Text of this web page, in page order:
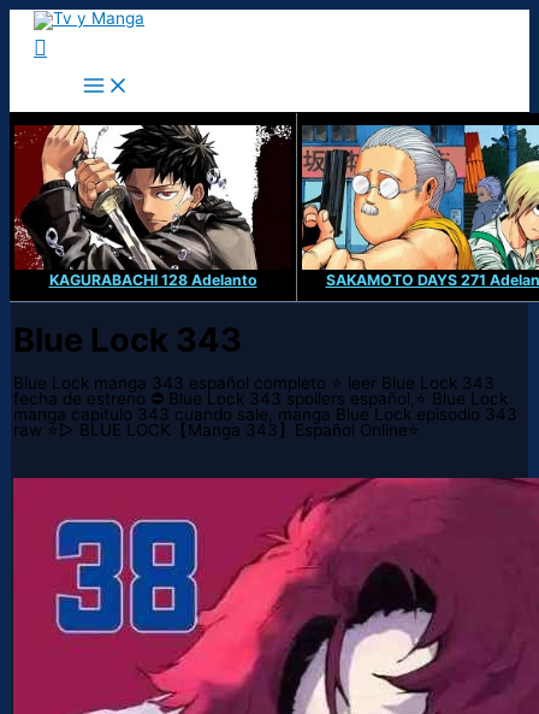
Ir
contenido
Buscar
KAGURABACHI 128 Adelanto SAKAMOTO DAYS 271
Blue Lock 343
Blue Lock manga 343 español completo ⭐ leer Blue Lock 343
fecha de estreno ⛔ Blue Lock 343 spoilers español,⭐ Blue Lock
manga capitulo 343 cuando sale, manga Blue Lock episodio 343
raw ⭐▷ BLUE LOCK【Manga 343】Español Online⭐